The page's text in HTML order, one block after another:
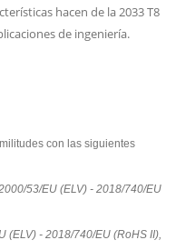
hacen de la 2033 T8
de ingeniería.
con las siguientes
53/EU (ELV) - 2018/740/EU
(ELV) - 2018/740/EU (RoHS II),